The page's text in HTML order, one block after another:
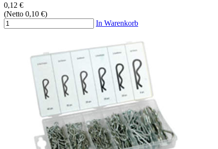
0,12 €
(Netto 0,10 €)
In Warenkorb